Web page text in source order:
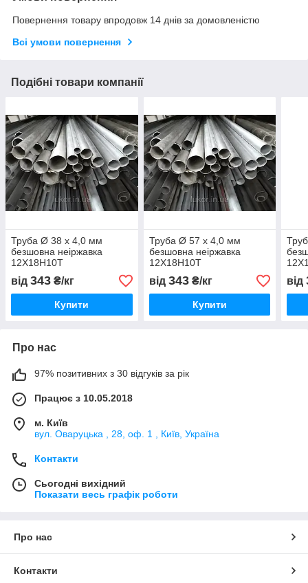
Повернення товару впродовж 14 днів за домовленістю
Всі умови повернення
Подібні товари компанії
Труба Ø 38 х 4,0 мм
безшовна неіржавка
12Х18Н10Т
від 343 ₴/кг
Купити
Труба Ø 57 х 4,0 мм
безшовна неіржавка
12Х18Н10Т
від 343₴/кг
Купити
від
Про нас
97% позитивних з 30 відгуків за рік
Працює з 10.05.2018
м. Київ
вул. Оваруцька , 28, оф. 1 , Київ, Україна
Контакти
Сьогодні вихідний
Показати весь графік роботи
Про нас
Контакти